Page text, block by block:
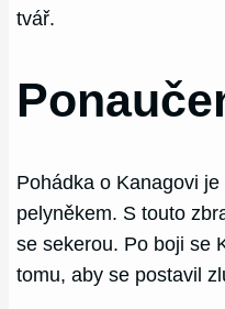
tvář.
Pohádka o Kanagovi
pelyněkem. S touto
se sekerou. Po boji se
tomu, aby se postavil